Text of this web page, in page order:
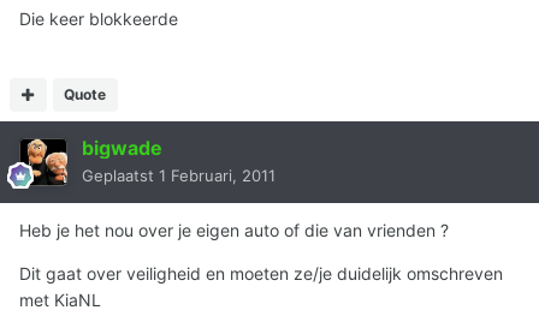
Die keer blokkeerde
Quote
bigwade
Geplaatst 1 Februari, 2011
Heb je het nou over je eigen auto of die van vrienden ?
Dit gaat over veiligheid en moeten ze/je duidelijk omschreven
met KiaNL